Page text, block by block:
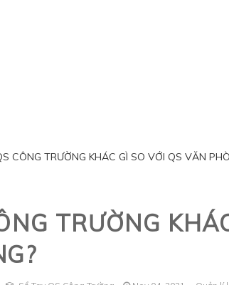
CÔNG TRƯỜNG KHÁC GÌ SO VỚI QS VĂN
TRƯỜNG